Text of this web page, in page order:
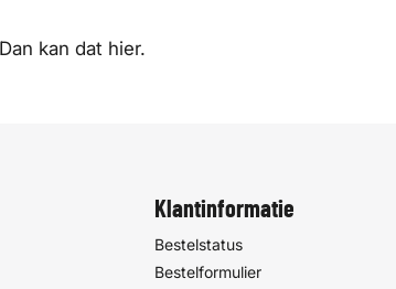
kan dat hier.
Klantinformatie
Bestelstatus
Bestelformulier